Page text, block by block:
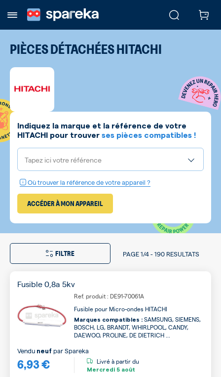
PIÈCES DÉTACHÉESHITACHI
Indiquez la marque et la référence de votre
HITACHI
pour trouver ses pièces compatibles !
Tapez ici votre référence
Où trouver la référence de votre appareil ?
ACCÉDER À MON APPAREIL
FILTRE PAGE 1/4-190 RESULTATS
Fusible 0,8a 5kv
Ref. produit : DE91-70061A
Fusible pour Micro-ondes HITACHI
Marques compatibles : SAMSUNG, SIEMENS,
BOSCH, LG, BRANDT, WHIRLPOOL, CANDY,
DAEWOO, PROLINE, DE DIETRICH ...
6,93 €
Vendu neuf parSpareka
Livré à partir du
Mercredi 5 août